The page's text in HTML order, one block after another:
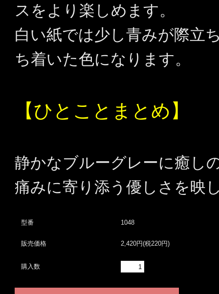
スをより楽しめます。
白い紙では少し青みが際立
ち着いた色になります。
【ひとことまとめ】
静かなブルーグレーに癒し
痛みに寄り添う優しさを映
型番 1048
販売価格 2,420円(税220円)
購入数